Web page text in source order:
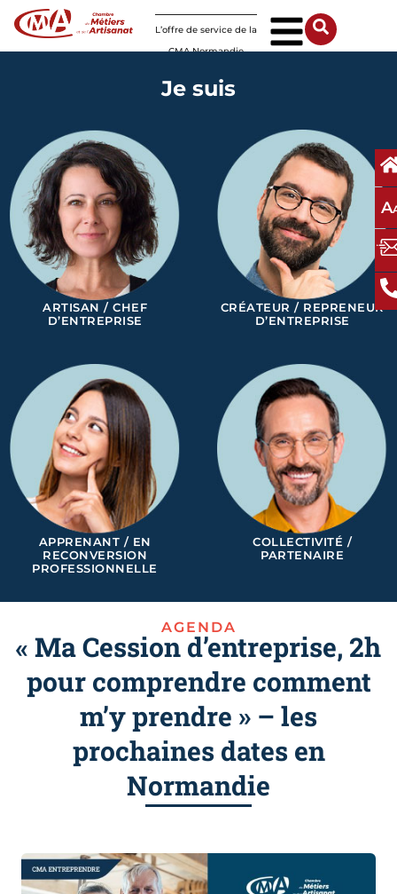
L’offre de service de la
CMA Normandie
A
Je suis
ARTISAN / CHEF
D’ENTREPRISE
CRÉATEUR / REPRENEUR
D’ENTREPRISE
APPRENANT / EN
RECONVERSION
PROFESSIONNELLE
COLLECTIVITÉ /
PARTENAIRE
AGENDA
« Ma Cession d’entreprise, 2h
pour comprendre comment
m’y prendre » – les
prochaines dates en
Normandie
Panneau de gestion des cookies